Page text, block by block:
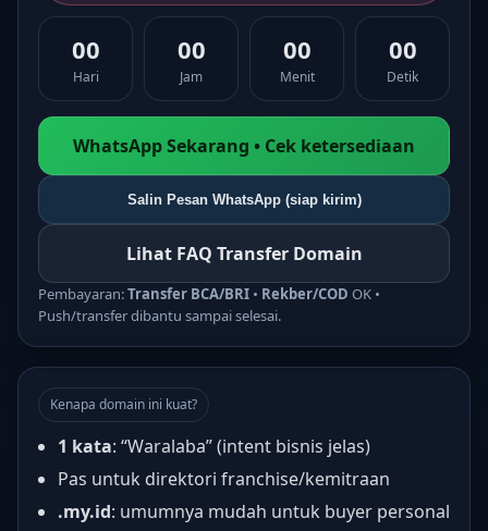
00
Hari
00
Jam
00
Menit
00
Detik
WhatsApp Sekarang • Cek ketersediaan
Salin Pesan WhatsApp (siap kirim)
Lihat FAQ Transfer Domain
Pembayaran:Transfer BCA/BRI • Rekber/COD OK •
Push/transfer dibantu sampai selesai.
Kenapa domain ini kuat?
1 kata: “Waralaba” (intent bisnis jelas)
Pas untuk direktori franchise/kemitraan
.my.id: umumnya mudah untuk buyer personal